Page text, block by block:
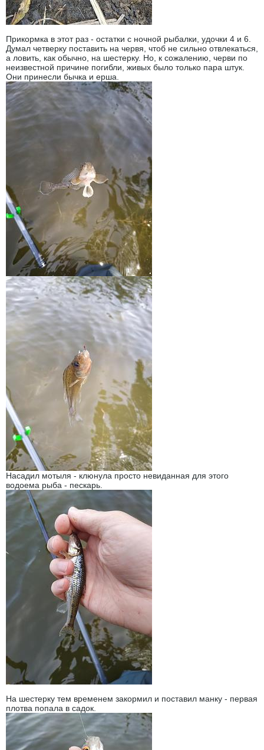
Прикормка в этот раз - остатки с ночной рыбалки, удочки 4 и 6.
Думал четверку поставить на червя, чтоб не сильно отвлекаться,
а ловить, как обычно, на шестерку. Но, к сожалению, черви по
неизвестной причине погибли, живых было только пара штук.
Они принесли бычка и ерша.
Насадил мотыля - клюнула просто невиданная для этого
водоема рыба - пескарь.
На шестерку тем временем закормил и поставил манку - первая
плотва попала в садок.